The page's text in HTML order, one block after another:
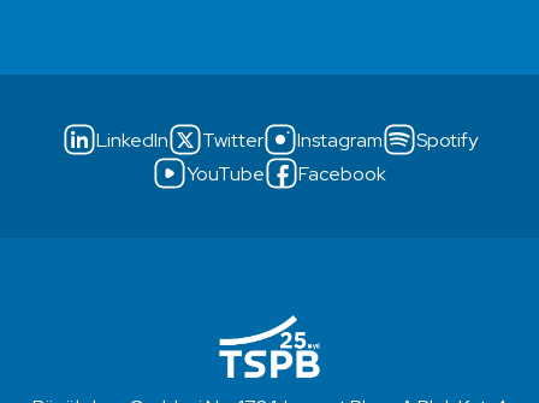
LinkedIn Twitter Instagram
Spotify
YouTube
Facebook